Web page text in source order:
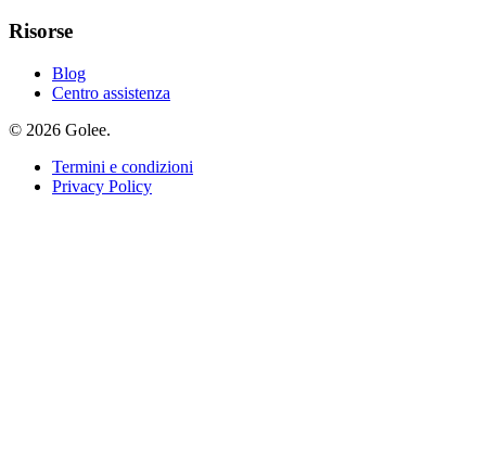
Risorse
Blog
Centro assistenza
© 2026 Golee.
Termini e condizioni
Privacy Policy